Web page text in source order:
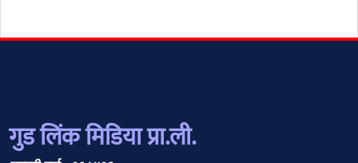
गुड लिंक मिडिया प्रा.ली.